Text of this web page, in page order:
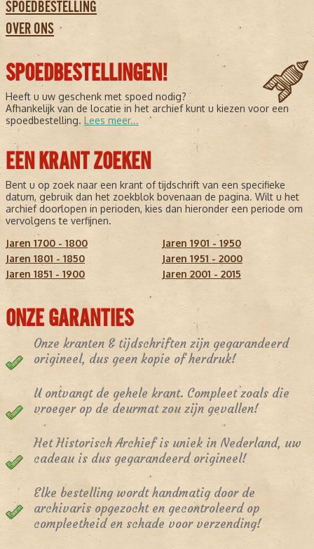
SPOEDBESTELLING
OVER ONS
SPOEDBESTELLINGEN!
Heeft u uw geschenk met spoed nodig?
Afhankelijk van de locatie in het archief kunt u kiezen voor een
spoedbestelling. Lees meer...
EEN KRANT ZOEKEN
Bent u op zoek naar een krant of tijdschrift van een specifieke
datum, gebruik dan het zoekblok bovenaan de pagina. Wilt u het
archief doorlopen in perioden, kies dan hieronder een periode om
vervolgens te verfijnen.
Jaren 1700 - 1800
Jaren 1801 - 1850
Jaren 1851 - 1900
Jaren 1901 - 1950
Jaren 1951 - 2000
Jaren 2001 - 2015
ONZE GARANTIES
Onze kranten & tijdschriften zijn gegarandeerd
origineel, dus geen kopie of herdruk!
U ontvangt de gehele krant. Compleet zoals die
vroeger op de deurmat zou zijn gevallen!
Het Historisch Archief is uniek in Nederland, uw
cadeau is dus gegarandeerd origineel!
Elke bestelling wordt handmatig door de
archivaris opgezocht en gecontroleerd op
compleetheid en schade voor verzending!